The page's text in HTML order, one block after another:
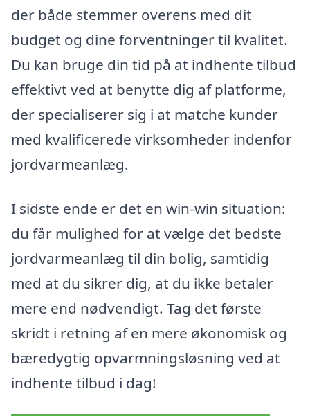
der både stemmer overens med dit
budget og dine forventninger til kvalitet.
Du kan bruge din tid på at indhente tilbud
effektivt ved at benytte dig af platforme,
der specialiserer sig i at matche kunder
med kvalificerede virksomheder indenfor
jordvarmeanlæg.
I sidste ende er det en win-win situation:
du får mulighed for at vælge det bedste
jordvarmeanlæg til din bolig, samtidig
med at du sikrer dig, at du ikke betaler
mere end nødvendigt. Tag det første
skridt i retning af en mere økonomisk og
bæredygtig opvarmningsløsning ved at
indhente tilbud i dag!